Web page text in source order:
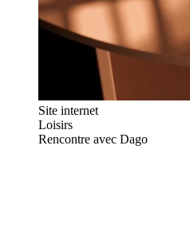
Site internet
Loisirs
Rencontre avec Dago